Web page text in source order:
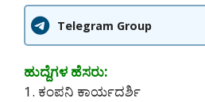
Telegram Group
ಹುದ್ದೆಗಳ ಹೆಸರು:
1. ಕಂಪನಿ ಕಾರ್ಯದರ್ಶಿ